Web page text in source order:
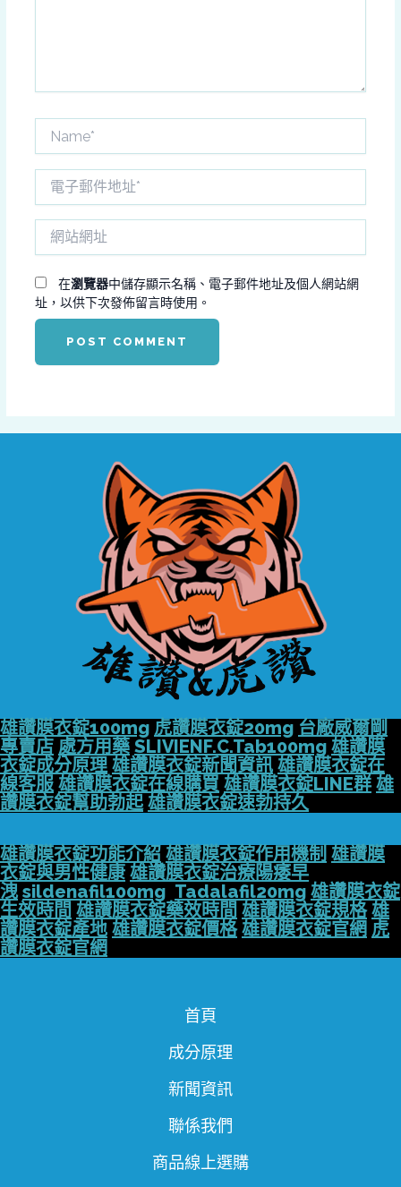
*址
在瀏覽器中儲存顯示名稱、電子郵件地址及個人網站網
址，以供下次發佈留言時使用。
雄讚膜衣錠100mg 虎讚膜衣錠20mg 台廠威爾剛
專賣店 處方用藥 SLIVIENF.C.Tab100mg 雄讚膜
衣錠成分原理 雄讚膜衣錠新聞資訊 雄讚膜衣錠在
線客服 雄讚膜衣錠在線購買 雄讚膜衣錠LINE群 雄
讚膜衣錠幫助勃起 雄讚膜衣錠速勃持久
雄讚膜衣錠功能介紹 雄讚膜衣錠作用機制 雄讚膜
衣錠與男性健康 雄讚膜衣錠治療陽痿早
洩 sildenafil100mg Tadalafil20mg 雄讚膜衣錠
生效時間 雄讚膜衣錠藥效時間 雄讚膜衣錠規格 雄
讚膜衣錠產地 雄讚膜衣錠價格 雄讚膜衣錠官網 虎
讚膜衣錠官網
首頁
成分原理
新聞資訊
聯係我們
商品線上選購